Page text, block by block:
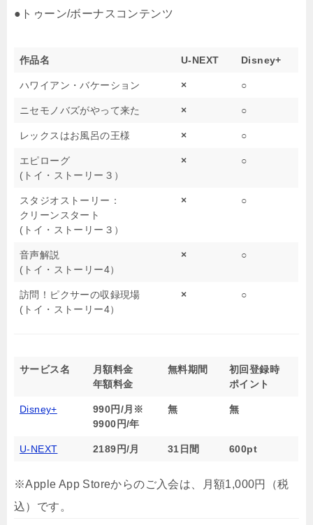
●トゥーン/ボーナスコンテンツ
作品名 U-NEXT Disney+
ハワイアン・バケーション × ○
ニセモノバズがやって来た × ○
レックスはお風呂の王様 × ○
エピローグ
(トイ・ストーリー３）
× ○
スタジオストーリー：
クリーンスタート
(トイ・ストーリー３）
× ○
音声解説
(トイ・ストーリー4）
× ○
訪問！ピクサーの収録現場
(トイ・ストーリー4）
× ○
サービス名
月額料金
年額料金
無料期間
初回登録時
ポイント
Disney+
990円/月※
9900円/年
無 無
U-NEXT 2189円/月 31日間 600pt
※Apple App Storeからのご入会は、月額1,000円（税
込）です。